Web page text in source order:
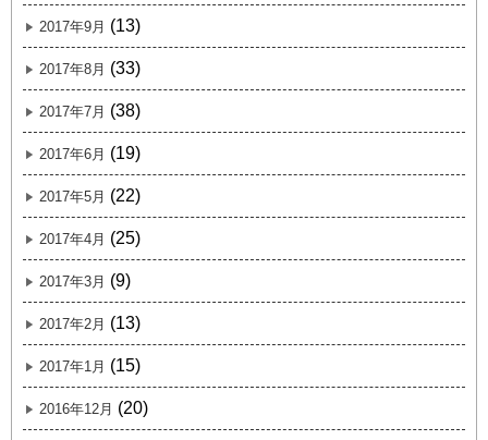
2017年9月 (13)
2017年8月 (33)
2017年7月 (38)
2017年6月 (19)
2017年5月 (22)
2017年4月 (25)
2017年3月 (9)
2017年2月 (13)
2017年1月 (15)
2016年12月 (20)